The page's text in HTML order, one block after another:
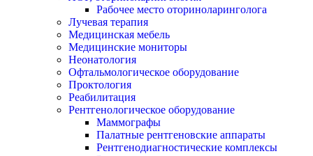
Рабочее место оториноларинголога
Лучевая терапия
Медицинская мебель
Медицинские мониторы
Неонатология
Офтальмологическое оборудование
Проктология
Реабилитация
Рентгенологическое оборудование
Маммографы
Палатные рентгеновские аппараты
Рентгенодиагностические комплексы